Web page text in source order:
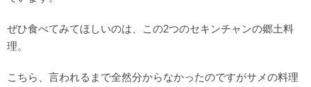
ぜひ食べてみてほしいのは、この2つのセキンチャンの郷土料
理。
こちら、言われるまで全然分からなかったのですがサメの料理